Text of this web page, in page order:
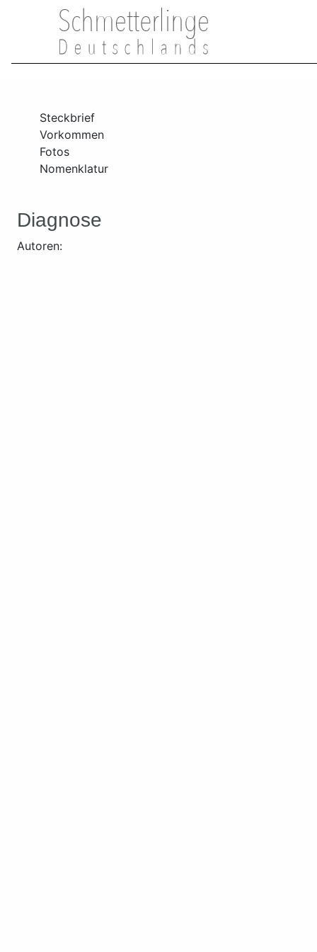
Steckbrief
Vorkommen
Fotos
Nomenklatur
Diagnose
Autoren: